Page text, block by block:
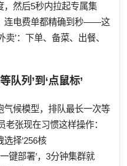
，然后5秒内拉起专属集
连电费单都精确到秒——这
’：下单、备菜、出餐、
队列’到‘点鼠标’
气候模型，排队最长一次等
张现在习惯这样操作：
择‘256核
键部署’，3分钟集群就